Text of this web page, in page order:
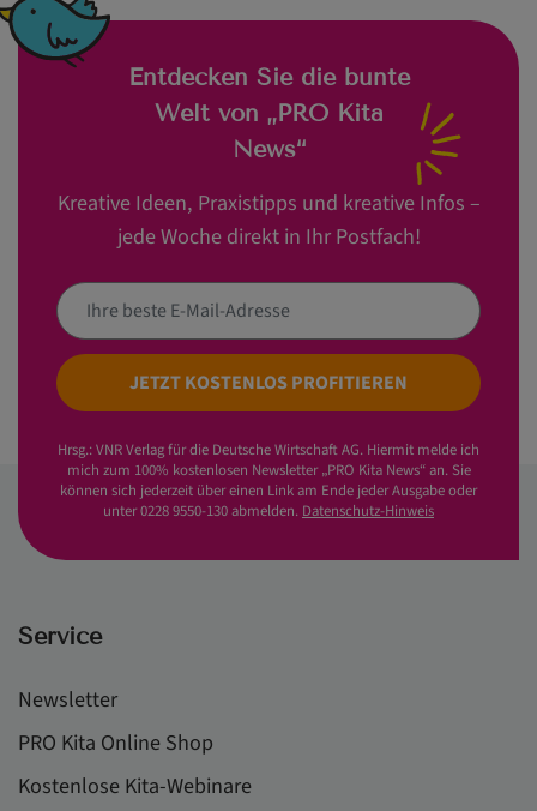
Entdecken Sie die bunte
Welt von „PRO Kita
News“
Kreative Ideen, Praxistipps und kreative Infos –
jede Woche direkt in Ihr Postfach!
JETZT KOSTENLOS PROFITIEREN
Hrsg.: VNR Verlag für die Deutsche Wirtschaft AG. Hiermit melde ich
mich zum 100% kostenlosen Newsletter „PRO Kita News“ an. Sie
können sich jederzeit über einen Link am Ende jeder Ausgabe oder
unter 0228 9550-130 abmelden. Datenschutz-Hinweis
Service
Newsletter
PRO Kita Online Shop
Kostenlose Kita-Webinare